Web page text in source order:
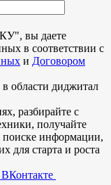
", вы даете
в соответствии с
и Договором
в области диджитал
разбирайте с
получайте
поиске информации,
для старта и роста